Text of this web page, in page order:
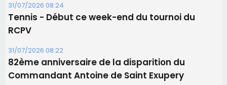
31/07/2026 08:24
Tennis - Début ce week-end du tournoi du
RCPV
31/07/2026 08:22
82ème anniversaire de la disparition du
Commandant Antoine de Saint Exupery